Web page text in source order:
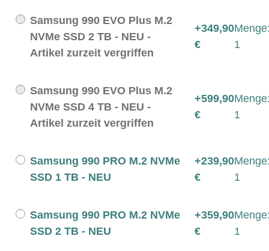
Samsung 990 EVO Plus M.2
NVMe SSD 2 TB - NEU -
Artikel zurzeit vergriffen
+349,90
€
1
Samsung 990 EVO Plus M.2
NVMe SSD 4 TB - NEU -
Artikel zurzeit vergriffen
+599,90
€
1
Samsung 990 PRO M.2 NVMe
SSD 1 TB - NEU
+239,90
€
1
Samsung 990 PRO M.2 NVMe
SSD 2 TB - NEU
+359,90
€
1